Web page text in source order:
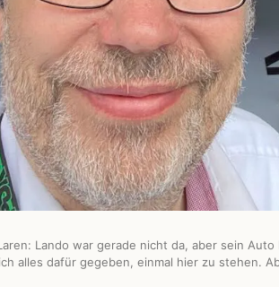
Lando war gerade nicht da, aber sein
alles dafür gegeben, einmal hier zu stehen.